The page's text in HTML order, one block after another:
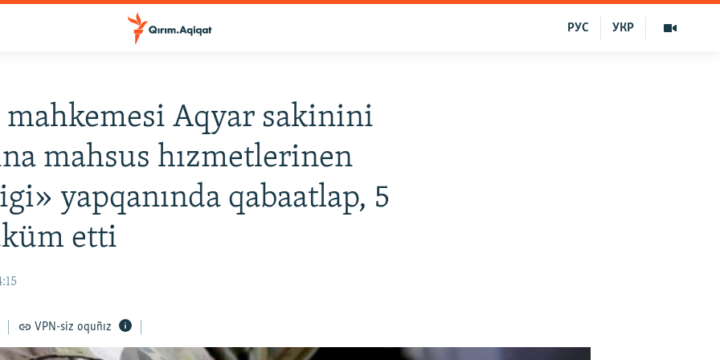
УКР
РУС
mahkemesi Aqyar sakinini
mahsus hızmetlerinen
yapqanında qabaatlap, 5
etti
VPN-siz oquñız